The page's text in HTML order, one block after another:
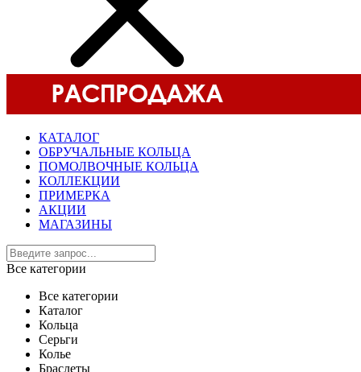
КАТАЛОГ
ОБРУЧАЛЬНЫЕ КОЛЬЦА
ПОМОЛВОЧНЫЕ КОЛЬЦА
КОЛЛЕКЦИИ
ПРИМЕРКА
АКЦИИ
МАГАЗИНЫ
Все категории
Все категории
Каталог
Кольца
Серьги
Колье
Браслеты